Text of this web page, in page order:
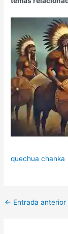
quechua chanka
Navegación
← Entrada anterior